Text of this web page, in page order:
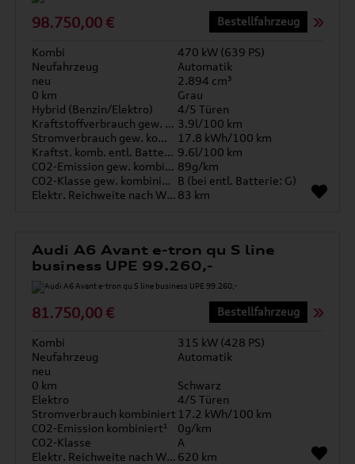
98.750,00 € Bestellfahrzeug
Kombi
470 kW (639 PS)
Neufahrzeug
Automatik
neu
2.894 cm³
0 km
Grau
Hybrid (Benzin/Elektro)
4/5 Türen
Kraftstoffverbrauch gew. kombiniert 3.9l/100 km
Stromverbrauch gew. kombiniert
17.8 kWh/100 km
Kraftst. komb. entl. Batterie 9.6l/100 km
CO2-Emission gew. kombiniert 89g/km
CO2-Klasse gew. kombiniert B (bei entl. Batterie: G)
Elektr. Reichweite nach WLTP* 83 km
Audi A6 Avant e-tron qu S line
business UPE 99.260,-
81.750,00 € Bestellfahrzeug
Kombi
315 kW (428 PS)
Neufahrzeug
Automatik
neu
0 km
Schwarz
Elektro
4/5 Türen
Stromverbrauch kombiniert 17.2 kWh/100 km
CO2-Emission kombiniert¹
0g/km
CO2-Klasse
A
Elektr. Reichweite nach WLTP* 620 km